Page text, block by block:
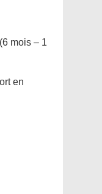
(6 mois – 1
en